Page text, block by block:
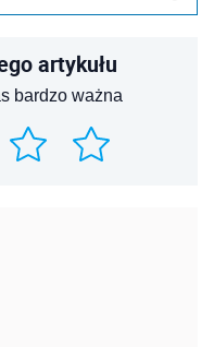
artykułu
bardzo ważna